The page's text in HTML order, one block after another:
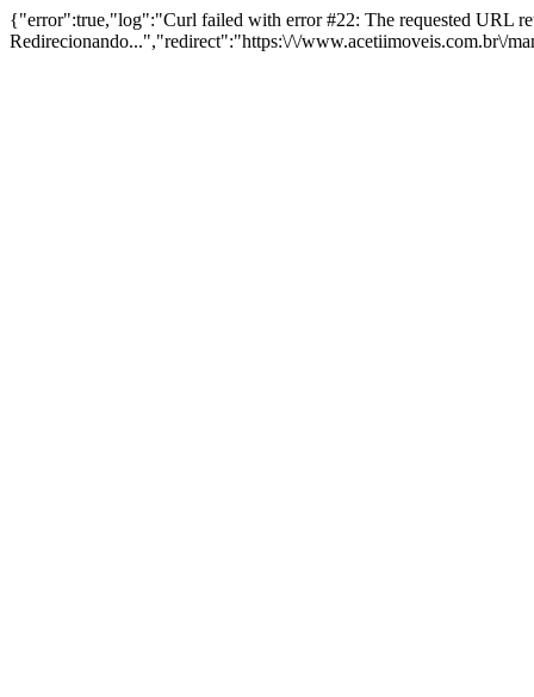
{"error":true,"log":"Curl failed with error #22: The requested URL
Redirecionando...","redirect":"https:\/\/www.acetiimoveis.com.br\/